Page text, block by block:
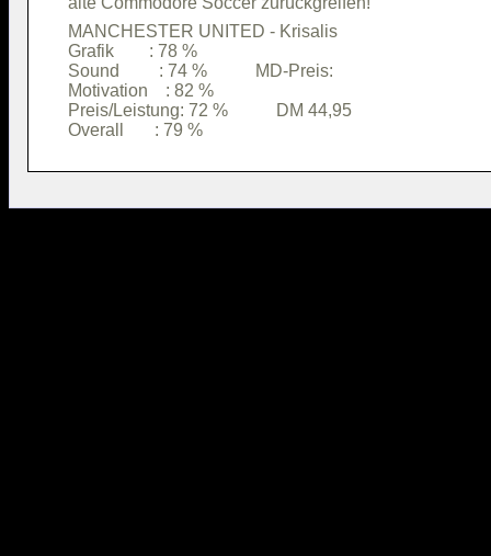
MANCHESTER UNITED - Krisalis
Grafik        : 78 %
Sound         : 74 %           MD-Preis:
Motivation    : 82 %
Preis/Leistung: 72 %           DM 44,95